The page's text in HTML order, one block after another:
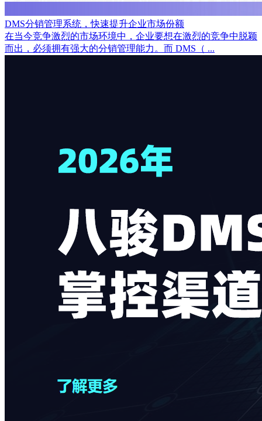
DMS分销管理系统，快速提升企业市场份额
在当今竞争激烈的市场环境中，企业要想在激烈的竞争中脱颖
而出，必须拥有强大的分销管理能力。而 DMS（ ...